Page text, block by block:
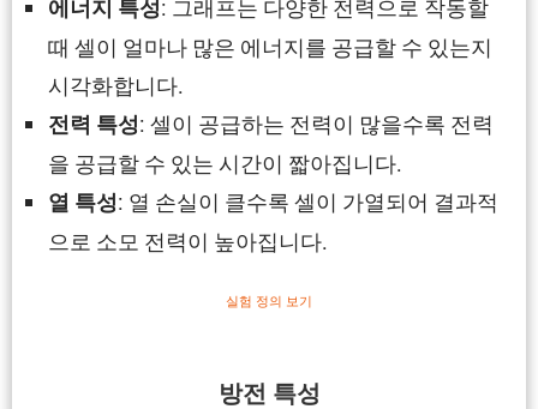
방전 특성
에너지 특성: 그래프는 다양한 전력으로 작동할
때 셀이 얼마나 많은 에너지를 공급할 수 있는지
시각화합니다.
전력 특성: 셀이 공급하는 전력이 많을수록 전력
을 공급할 수 있는 시간이 짧아집니다.
열 특성: 열 손실이 클수록 셀이 가열되어 결과적
으로 소모 전력이 높아집니다.
실험 정의 보기